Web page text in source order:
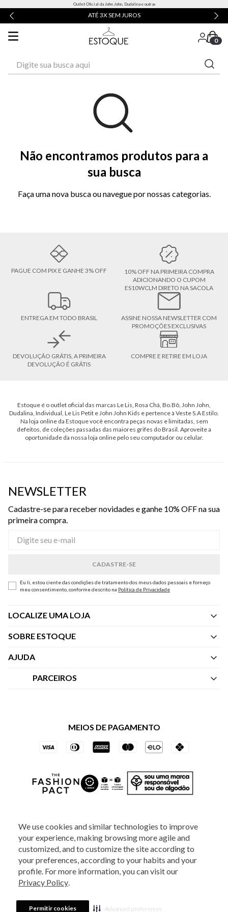
We use cookies and similar technologies to improve
your experience, making browsing more agile and
customized, and to customize the site according to
your preferences, according to your habits and your
profile. For more information, you can visit our
Privacy Policy.
Permitir cookies Advanced preferences
Outlet Oficial da John John, Dudalina e outras
ATÉ 3X SEM JUROS
0
Não encontramos produtos para a
sua busca
Faça uma nova busca ou navegue por nossas categorias.
PAGUE COM PIX E GANHE 3% OFF
10% OFF NA PRIMEIRA COMPRA
ADICIONANDO O CUPOM
ES10WCLM DIRETO NA SACOLA
ENTREGA EM TODO BRASIL
ASSINE NOSSA NEWSLETTER COM
PROMOÇÕES EXCLUSIVAS
DEVOLUÇÃO GRÁTIS, A PRIMEIRA
DEVOLUÇÃO É GRÁTIS
COMPRE E RETIRE EM LOJA
Estoque é o outlet oficial das marcas Le Lis, Rosa Chá, Bo.Bô, John John,
Dudalina, Individual, Le Lis Petit e John John Kids e pertence à Veste S.A Estilo.
Na loja online da Estoque você encontra peças novas e limitadas, sem
defeitos, de coleções passadas das maiores grifes do Brasil. Aproveite a
oportunidade da nossa loja online pelo seu computador ou celular.
NEWSLETTER
Cadastre-se para receber novidades e ganhe 10% OFF na sua
primeira compra.
Eu li, estou ciente das condições de tratamento dos meus dados pessoais e forneço
meu consentimento, conforme descrito na Política de Privacidade
LOCALIZE UMA LOJA
SOBRE ESTOQUE
Quem Somos
AJUDA
Central de Atendimento
Trocas e Devoluções
PARCEIROS
Vai de Visa
Azul Fidelidade
MEIOS DE PAGAMENTO
2025 - Veste S.A Estilo. Todos os direitos reservados - A loja Estoque reserva-
se no direito de corrigir ou alterar informações como: preços, promoções e
880 5520.Horário de Atendimento:
Sábados das 8h às 14h, exceto feriados. Veste S.A Estilo. Rua Othão, 405, Vila